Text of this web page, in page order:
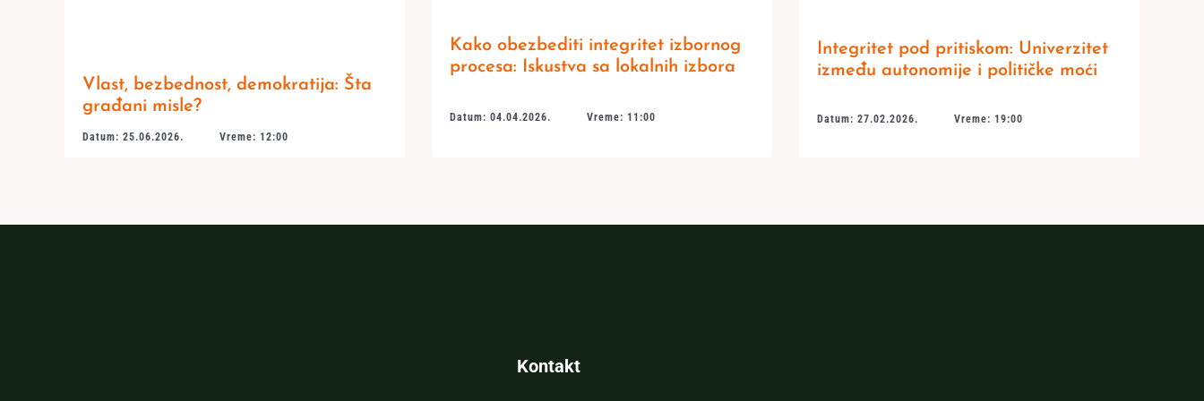
Vlast, bezbednost, demokratija: Šta
građani misle?
Datum: 25.06.2026. Vreme: 12:00
Kako obezbediti integritet izbornog
procesa: Iskustva sa lokalnih izbora
Datum: 04.04.2026. Vreme: 11:00
Integritet pod pritiskom: Univerzitet
između autonomije i političke moći
Datum: 27.02.2026. Vreme: 19:00
Kontakt